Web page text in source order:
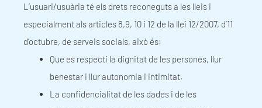
L’usuari/usuària té els drets reconeguts a les lleis i
especialment als articles 8,9, 10 i 12 de la llei 12/2007, d’11
d’octubre, de serveis socials, això és:
Que es respecti la dignitat de les persones, llur
benestar i llur autonomia i intimitat.
La confidencialitat de les dades i de les